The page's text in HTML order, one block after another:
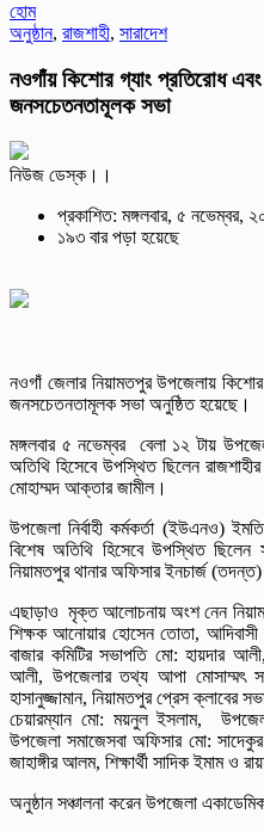
হোম
অনুষ্ঠান, রাজশাহী, সারাদেশ
নওগাঁয় কিশোর গ্যাং প্রতিরোধ
জনসচেতনতামূলক সভা
নিউজ ডেস্ক।।
প্রকাশিত: মঙ্গলবার, ৫ নভেম্বর,
১৯৩ বার পড়া হয়েছে
নওগাঁ জেলার নিয়ামতপুর উপজেলায়
জনসচেতনতামূলক সভা অনুষ্ঠিত হয়েছে।
মঙ্গলবার ৫ নভেম্বর বেলা ১২ টায়
অতিথি হিসেবে উপস্থিত ছিলেন
মোহাম্মদ আক্তার জামীল।
উপজেলা নির্বাহী কর্মকর্তা (ইউএনও)
বিশেষ অতিথি হিসেবে উপস্থিত
নিয়ামতপুর থানার অফিসার ইনচার্জ
এছাড়াও মৃক্ত আলোচনায় অংশ নেন
শিক্ষক আনোয়ার হোসেন তোতা, আদিবাসী
বাজার কমিটির সভাপতি মো: হায়দার
আলী, উপজেলার তথ্য আপা মোসাম্মৎ
হাসানুজ্জামান, নিয়ামতপুর প্রেস ক্লাবের
চেয়ারম্যান মো: ময়নুল ইসলাম,
উপজেলা সমাজেসবা অফিসার মো:
জাহাঙ্গীর আলম, শিক্ষার্থী সাদিক ইমাম ও
অনুষ্ঠান সঞ্চালনা করেন উপজেলা